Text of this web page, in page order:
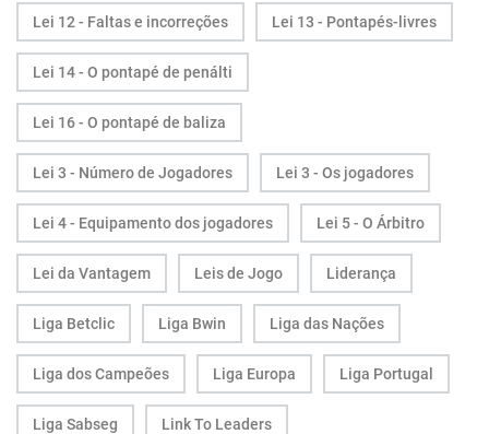
Lei 12 - Faltas e incorreções Lei 13 - Pontapés-livres
Lei 14 - O pontapé de penálti
Lei 16 - O pontapé de baliza
Lei 3 - Número de Jogadores Lei 3 - Os jogadores
Lei 4 - Equipamento dos jogadores Lei 5 - O Árbitro
Lei da Vantagem Leis de Jogo Liderança
Liga Betclic Liga Bwin Liga das Nações
Liga dos Campeões Liga Europa Liga Portugal
Liga Sabseg Link To Leaders